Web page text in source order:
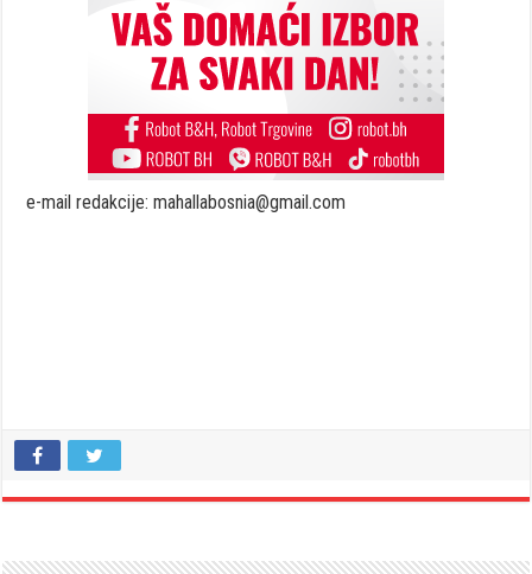
e-mail redakcije: mahallabosnia@gmail.com